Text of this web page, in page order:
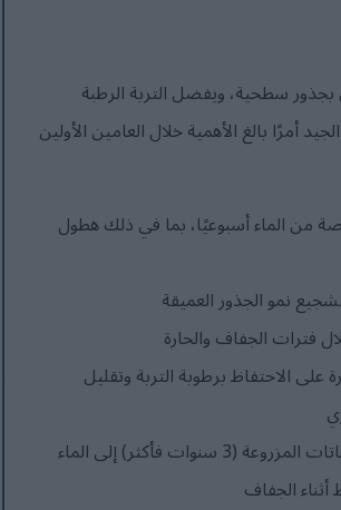
بجذور سطحية، ويفضل التربة الرطبة
أمرًا بالغ الأهمية خلال العامين الأولين
1-2 بوصة من الماء أسبوعيًا، بما في ذلك هطول
نمو الجذور العميقة
فترات الجفاف والحارة
على الاحتفاظ برطوبة التربة وتقليل
قد تحتاج النباتات المزروعة (3 سنوات فأكثر) إلى الماء
الجفاف